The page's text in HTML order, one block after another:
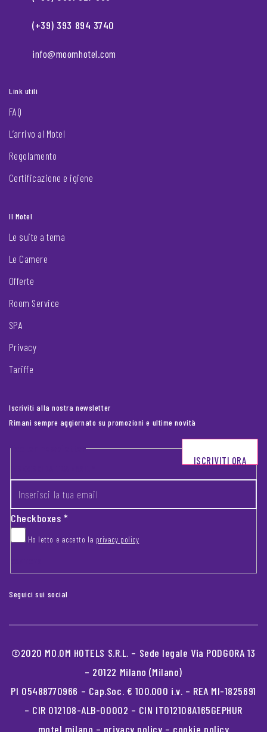
(+39) 393 894 3740
info@moomhotel.com
Link utili
FAQ
L’arrivo al Motel
Regolamento
Certificazione e igiene
Il Motel
Le suite a tema
Le Camere
Offerte
Room Service
SPA
Privacy
Tariffe
Iscriviti alla nostra newsletter
Rimani sempre aggiornato su promozioni e ultime novità
Footer newsletter
Checkboxes*
Ho letto e accetto la privacy policy
ISCRIVITI ORA
Seguici sui social
©2020 MO.OM HOTELS S.R.L. – Sede legale Via PODGORA 13
– 20122 Milano (Milano)
PI 05488770966 – Cap.Soc. € 100.000 i.v. – REA MI-1825691
– CIR 012108-ALB-00002 – CIN IT012108A165GEPHUR
motel milano – privacy policy – cookie policy